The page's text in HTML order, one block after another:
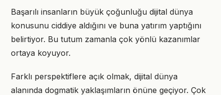
Başarılı insanların büyük çoğunluğu dijital dünya
konusunu ciddiye aldığını ve buna yatırım yaptığını
belirtiyor. Bu tutum zamanla çok yönlü kazanımlar
ortaya koyuyor.
Farklı perspektiflere açık olmak, dijital dünya
alanında dogmatik yaklaşımların önüne geçiyor. Çok